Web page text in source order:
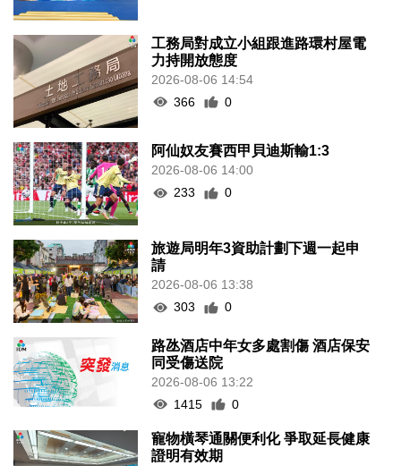
工務局對成立小組跟進路環村屋電
力持開放態度
2026-08-06 14:54
366
0
阿仙奴友賽西甲貝迪斯輸1:3
2026-08-06 14:00
233
0
旅遊局明年3資助計劃下週一起申
請
2026-08-06 13:38
303
0
路氹酒店中年女多處割傷 酒店保安
同受傷送院
2026-08-06 13:22
1415
0
寵物橫琴通關便利化 爭取延長健康
證明有效期